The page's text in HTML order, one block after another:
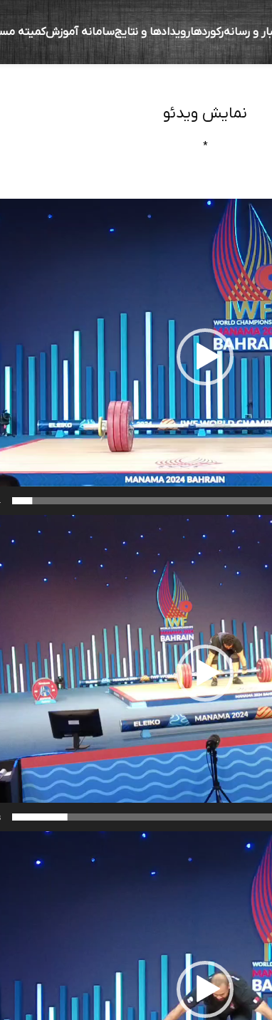
و رسانهرکوردهارویدادها و نتایجسامانه آموزشکمیته
کرمی در منامه
نمایش ویدئو
*
نمایشگر
نمایشگر
ویدیو